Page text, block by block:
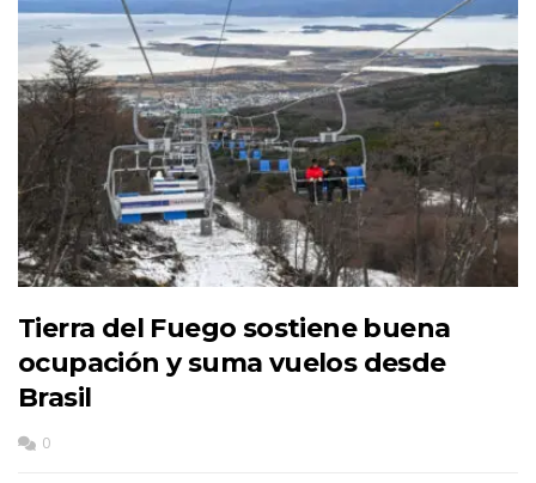
Tierra del Fuego sostiene buena
ocupación y suma vuelos desde
Brasil
0